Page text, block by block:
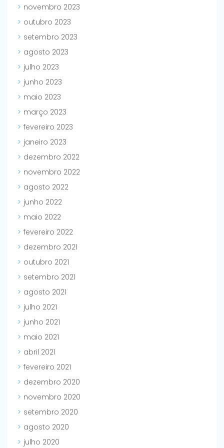
novembro 2023
outubro 2023
setembro 2023
agosto 2023
julho 2023
junho 2023
maio 2023
março 2023
fevereiro 2023
janeiro 2023
dezembro 2022
novembro 2022
agosto 2022
junho 2022
maio 2022
fevereiro 2022
dezembro 2021
outubro 2021
setembro 2021
agosto 2021
julho 2021
junho 2021
maio 2021
abril 2021
fevereiro 2021
dezembro 2020
novembro 2020
setembro 2020
agosto 2020
julho 2020